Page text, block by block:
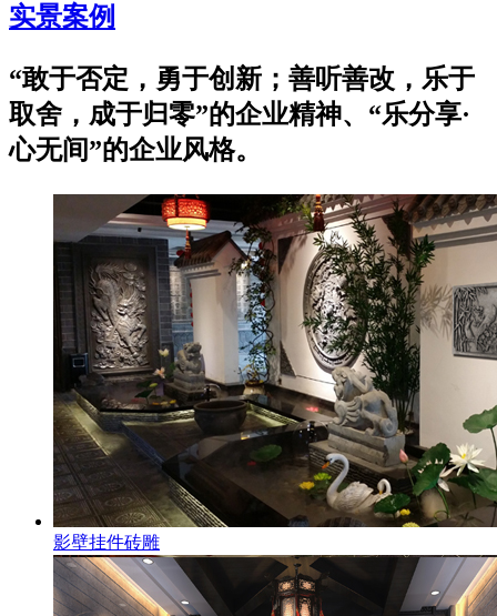
实景案例
“敢于否定，勇于创新；善听善改，乐于
取舍，成于归零”的企业精神、“乐分享·
心无间”的企业风格。
影壁挂件砖雕